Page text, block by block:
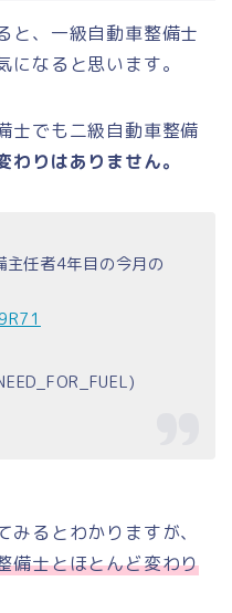
と、一級自動車整備士
なると思います。
士でも二級自動車整備
りはありません。
任者4年目の今月の
るとわかりますが、
備士とほとんど変わり